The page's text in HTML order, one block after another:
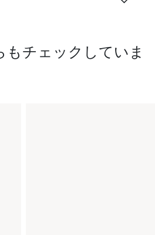
もチェックしていま